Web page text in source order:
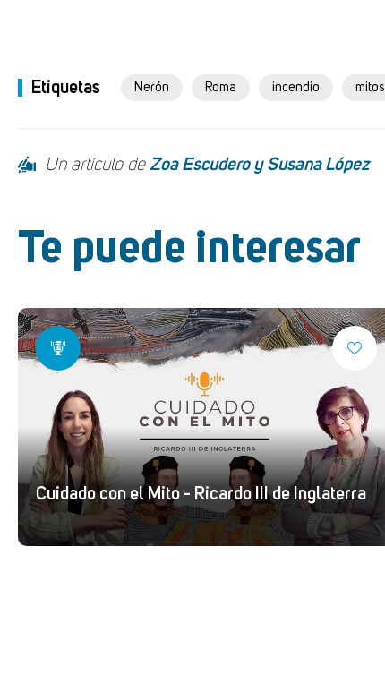
Etiquetas Nerón Roma incendio mitos
Un artículo de Zoa Escudero y Susana López
Te puede interesar
Cuidado con el Mito - Ricardo III de Inglaterra